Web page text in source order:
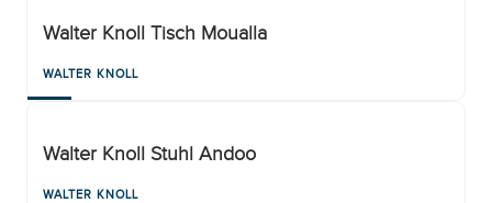
Walter Knoll Tisch Moualla
WALTER KNOLL
Walter Knoll Stuhl Andoo
WALTER KNOLL